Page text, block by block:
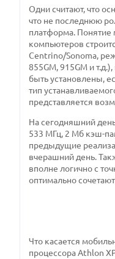
Одни считают, что
что не последнюю
платформа. Понятие
компьютеров
Centrino/Sonoma,
855GM, 915GM и
быть установлены,
тип
представляется
На сегодняшний
533 МГц, 2 Мб кэш-
предыдущие
вчерашний день.
вполне логично с
оптимально
Что касается
процессора Athlon